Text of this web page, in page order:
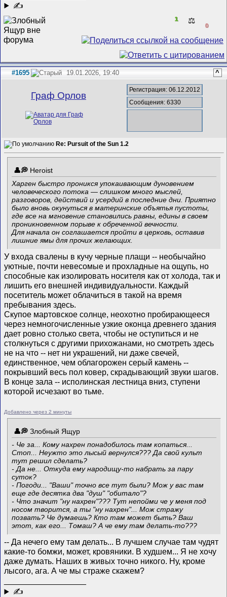
✍
1 ⚖️
0
#1695 19.01.2026, 19:40 ^
Граф Орлов
Регистрация: 06.12.2012
Сообщения: 6330
Re: Pursuit of the Sun 1.2
Heroist
Харген быстро проникся упокаивающим дуновением
человеческого потока — слишком много мыслей,
разговоров, действий и усердий в последние дни. Приятно
было вновь окунуться в материнские объятья пустоты,
где все на мгновение становились равны, едины в своем
проникновенном порыве к обреченной вечности.
Для начала он соглашается пройти в церковь, оставив
лишние ямы для прочих желающих.
У входа свалены в кучу черные плащи -- необычайно
уютные, почти невесомые и прохладные на ощупь, но
способные как изолировать носителя как от холода, так и
лишить его внешней индивидуальности. Каждый
посетитель может облачиться в такой на время
пребывания здесь.
Скупое мартовское солнце, неохотно пробирающееся
через немногочисленные узкие оконца древнего здания
дает ровно столько света, чтобы не оступиться и не
столкнуться с другими прихожанами, но смотреть здесь
не на что -- нет ни украшений, ни даже свечей,
единственное, чем облагорожен серый камень --
покрывший весь пол ковер, скрадывающий звуки шагов.
В конце зала -- исполинская лестница вниз, ступени
которой исчезают во тьме.
Добавлено через 2 минуты
Злобный Ящур
- Че за... Кому нахрен понадобилось там копаться...
Стоп... Неужто это лысый вернулся??? Да свой культ
тут решил сделать?
- Да не... Откуда ему народищу-то набрать за пару
суток?
- Погоди... "Ваши" точно все тут были? Мож у вас там
еще где десятка два "душ" "обитало"?
- Что значит "ну нахрен"??? Тут непойми че у меня под
носом творится, а ты "ну нахрен"... Мож стражу
позвать? Че думаешь? Кто там может быть? Ваш
этот, как его... Томаш? А че ему там делать-то???
-- Да нечего ему там делать... В лучшем случае там чудят
какие-то бомжи, может, кровяники. В худшем... Я не хочу
даже думать. Наших в живых точно никого. Ну, кроме
лысого, ага. А че мы страже скажем?
✍